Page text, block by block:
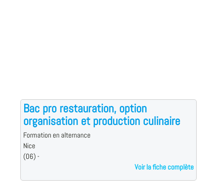
Bac pro restauration, option
organisation et production culinaire
Formation en alternance
Nice
(06) -
Voir la fiche complète